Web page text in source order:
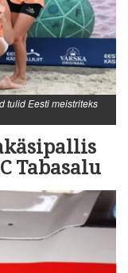
tulid Eesti meistriteks
Tabasalu